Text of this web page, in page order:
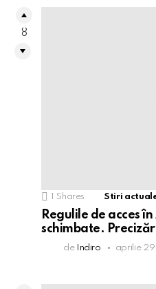
1 Shares Stiri
Regulile de acces
schimbate.
de Indiro aprilie
8